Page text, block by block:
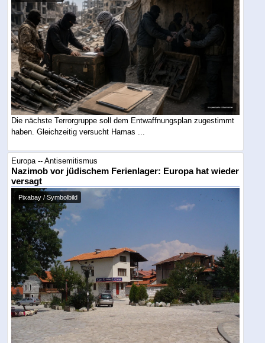
Die nächste Terrorgruppe soll dem Entwaffnungsplan zugestimmt
haben. Gleichzeitig versucht Hamas ...
Europa -- Antisemitismus
Nazimob vor jüdischem Ferienlager: Europa hat wieder
versagt
Pixabay / Symbolbild